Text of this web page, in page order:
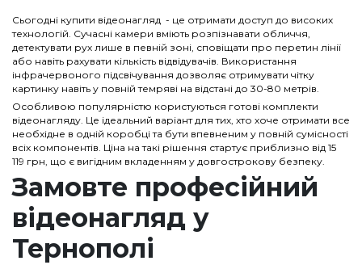
Сьогодні купити відеонагляд - це отримати доступ до високих
технологій. Сучасні камери вміють розпізнавати обличчя,
детектувати рух лише в певній зоні, сповіщати про перетин лінії
або навіть рахувати кількість відвідувачів. Використання
інфрачервоного підсвічування дозволяє отримувати чітку
картинку навіть у повній темряві на відстані до 30-80 метрів.
Особливою популярністю користуються готові комплекти
відеонагляду. Це ідеальний варіант для тих, хто хоче отримати все
необхідне в одній коробці та бути впевненим у повній сумісності
всіх компонентів. Ціна на такі рішення стартує приблизно від 15
119 грн, що є вигідним вкладенням у довгострокову безпеку.
Замовте професійний
відеонагляд у
Тернополі